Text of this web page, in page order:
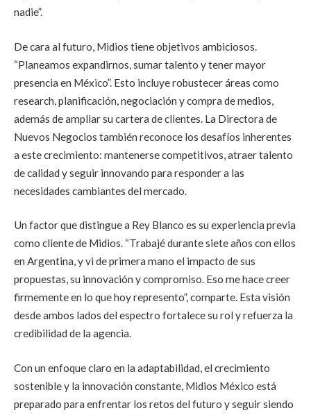
nadie”.
De cara al futuro, Midios tiene objetivos ambiciosos.
“Planeamos expandirnos, sumar talento y tener mayor
presencia en México”. Esto incluye robustecer áreas como
research, planificación, negociación y compra de medios,
además de ampliar su cartera de clientes. La Directora de
Nuevos Negocios también reconoce los desafíos inherentes
a este crecimiento: mantenerse competitivos, atraer talento
de calidad y seguir innovando para responder a las
necesidades cambiantes del mercado.
Un factor que distingue a Rey Blanco es su experiencia previa
como cliente de Midios. “Trabajé durante siete años con ellos
en Argentina, y vi de primera mano el impacto de sus
propuestas, su innovación y compromiso. Eso me hace creer
firmemente en lo que hoy represento”, comparte. Esta visión
desde ambos lados del espectro fortalece su rol y refuerza la
credibilidad de la agencia.
Con un enfoque claro en la adaptabilidad, el crecimiento
sostenible y la innovación constante, Midios México está
preparado para enfrentar los retos del futuro y seguir siendo